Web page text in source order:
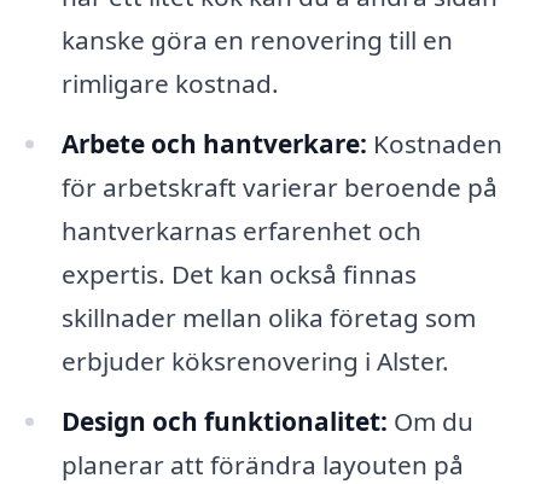
kanske göra en renovering till en
rimligare kostnad.
Arbete och hantverkare: Kostnaden
för arbetskraft varierar beroende på
hantverkarnas erfarenhet och
expertis. Det kan också finnas
skillnader mellan olika företag som
erbjuder köksrenovering i Alster.
Design och funktionalitet: Om du
planerar att förändra layouten på